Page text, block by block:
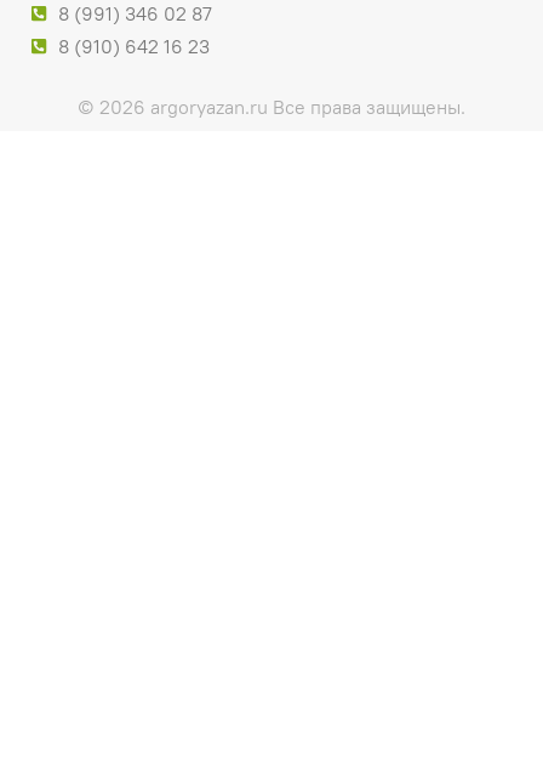
8 (991) 346 02 87
8 (910) 642 16 23
© 2026 argoryazan.ru Все права защищены.